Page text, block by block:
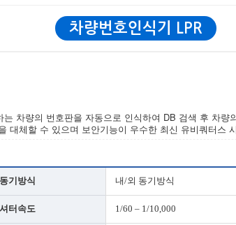
차량번호인식기 LPR
는 차량의 번호판을 자동으로 인식하여 DB 검색 후 차량
대체할 수 있으며 보안기능이 우수한 최신 유비쿼터스
동기방식 내/외 동기방식
셔터속도 1/60 – 1/10,000